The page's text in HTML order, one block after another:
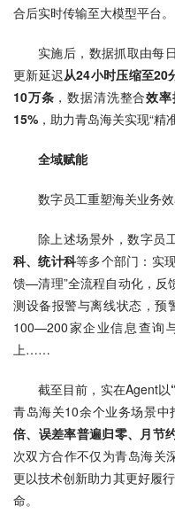
合后实时传输至大模型平台。
实施后，数据抓取由每
更新延迟从24小时压缩至20
10万条 ，数据清洗整合效
15% ，助力青岛海关实现“精
全域赋能
数字员工重塑海关业务
除上述场景外，数字员
科、统计科等多个部门：实
馈—清理”全流程自动化，反
测设备报警与离线状态，预
100—200家企业信息查询
上……
截至目前，实在Agent以
青岛海关10余个业务场景
倍、误差率普遍归零、月节
次双方合作不仅为青岛海关
更以技术创新助力其更好履
命。